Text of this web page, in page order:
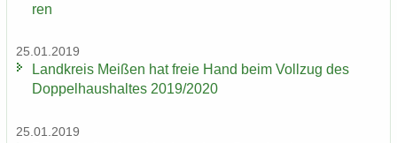
ren
25.01.2019
Land­kreis Mei­ßen hat freie Hand beim Voll­zug des
Dop­pel­haus­hal­tes 2019/2020
25.01.2019